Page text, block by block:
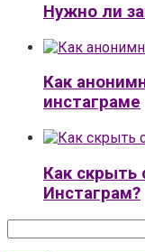
Нужно ли
Как
инстаграме
Как скрыть
Инстаграм?